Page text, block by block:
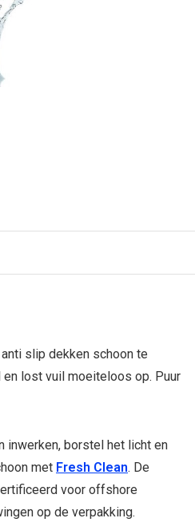
slip dekken schoon te
lost vuil moeiteloos op. Puur
inwerken, borstel het licht en
met Fresh Clean. De
voor offshore
op de verpakking.